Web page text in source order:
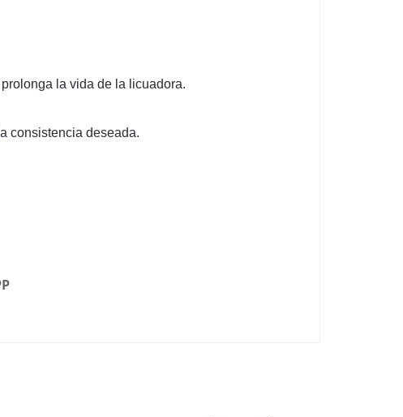
la vida de la licuadora.
consistencia deseada.